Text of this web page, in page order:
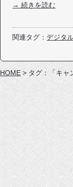
→ 続きを読む
関連タグ：デジタ
HOME > タグ：「キャ